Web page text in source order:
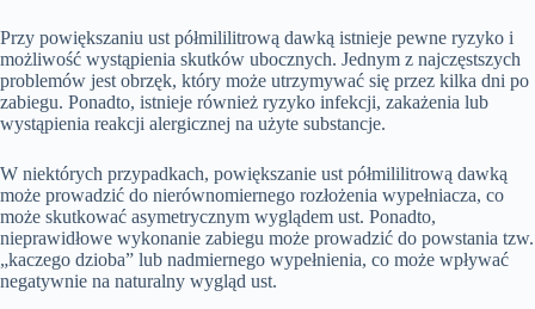
Przy powiększaniu ust półmililitrową dawką istnieje pewne ryzyko i
możliwość wystąpienia skutków ubocznych. Jednym z najczęstszych
problemów jest obrzęk, który może utrzymywać się przez kilka dni po
zabiegu. Ponadto, istnieje również ryzyko infekcji, zakażenia lub
wystąpienia reakcji alergicznej na użyte substancje.
W niektórych przypadkach, powiększanie ust półmililitrową dawką
może prowadzić do nierównomiernego rozłożenia wypełniacza, co
może skutkować asymetrycznym wyglądem ust. Ponadto,
nieprawidłowe wykonanie zabiegu może prowadzić do powstania tzw.
„kaczego dzioba” lub nadmiernego wypełnienia, co może wpływać
negatywnie na naturalny wygląd ust.